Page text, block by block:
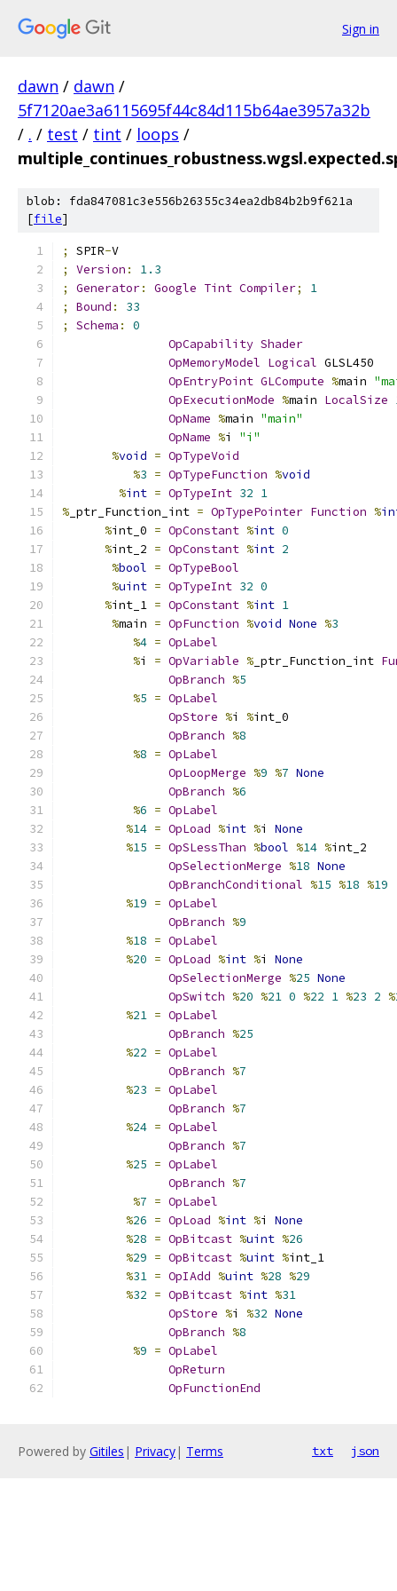
Sign in
dawn / dawn /
5f7120ae3a6115695f44c84d115b64ae3957a32b
/ . / test / tint / loops /
blob: fda847081c3e556b26355c34ea2db84b2b9f621a
[file]
; SPIR-V
;
Version :
1.3
;
Generator: Google Tint Compiler;
1
;
Bound :
33
;
Schema :
0
OpCapability Shader
OpMemoryModel Logical GLSL450
OpEntryPoint GLCompute %main
OpExecutionMode %main LocalSize
OpName %main "main"
OpName %i "i"
%void = OpTypeVoid
%3 = OpTypeFunction %void
%int = OpTypeInt 32 1
% _ptr_Function_int = OpTypePointer Function %
%int_0 = OpConstant %int 0
%int_2 = OpConstant %int 2
%bool = OpTypeBool
%uint = OpTypeInt 32 0
%int_1 = OpConstant %int 1
%main = OpFunction %void None %3
%4 = OpLabel
%i = OpVariable % _ptr_Function_int
OpBranch %5
%5 = OpLabel
OpStore %i %int_0
OpBranch %8
%8 = OpLabel
OpLoopMerge %9 %7 None
OpBranch %6
%6 = OpLabel
%14 = OpLoad %int %i None
%15 = OpSLessThan %bool %14 %int_2
OpSelectionMerge %18 None
OpBranchConditional %15 %18 %19
%19 = OpLabel
OpBranch %9
%18 = OpLabel
%20 = OpLoad %int %i None
OpSelectionMerge %25 None
OpSwitch %20 %21 0 %22 1 %23 2 %
%21 = OpLabel
OpBranch %25
%22 = OpLabel
OpBranch %7
%23 = OpLabel
OpBranch %7
%24 = OpLabel
OpBranch %7
%25 = OpLabel
OpBranch %7
%7 = OpLabel
%26 = OpLoad %int %i None
%28 = OpBitcast %uint %26
%29 = OpBitcast %uint %int_1
%31 = OpIAdd %uint %28 %29
%32 = OpBitcast %int %31
OpStore %i %32 None
OpBranch %8
%9 = OpLabel
OpReturn
OpFunctionEnd
Powered by Gitiles | Privacy| Terms txt json